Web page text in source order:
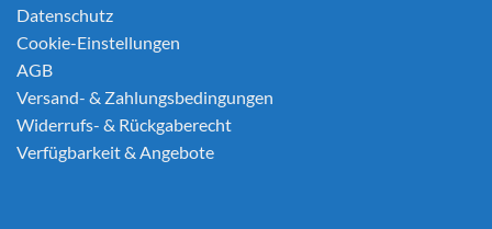
Datenschutz
Cookie-Einstellungen
AGB
Versand- & Zahlungsbedingungen
Widerrufs- & Rückgaberecht
Verfügbarkeit & Angebote